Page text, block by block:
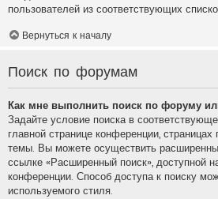
пользователей из соответствующих
Вернуться к началу
Поиск по форумам
Как мне выполнить поиск по форуму
Задайте условие поиска в
главной странице конференции,
темы. Вы можете осуществить
ссылке «Расширенный поиск», доступной
конференции. Способ доступа к поиску
используемого стиля.